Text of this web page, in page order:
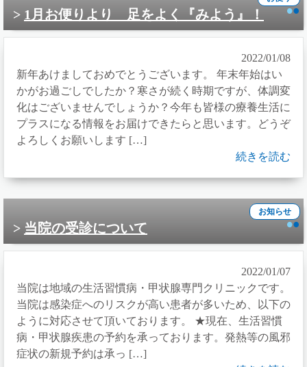
1月お便りより 足をよく『みよう』！
2022/01/08
新年あけましておめでとうございます。 年末年始はい
かがお過ごしでしたか？寒さが続く時期ですが、体調変
化はございませんでしょうか？今年も皆様の療養生活に
プラスになる情報をお届けできたらと思います。どうぞ
よろしくお願いします […]
続きを読む
お知らせ
当院の受診について
2022/01/07
当院は地域の生活習慣病・甲状腺専門クリニックです。
当院は感染症へのリスクが高い患者が多いため、以下の
ように対応させて頂いております。 ★現在、生活習慣
病・甲状腺疾患の予約を承っております。発熱等の風邪
症状の新規予約は承っ […]